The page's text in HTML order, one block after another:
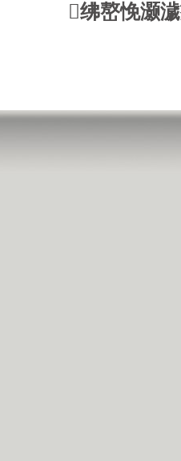
绋嶅悗灏